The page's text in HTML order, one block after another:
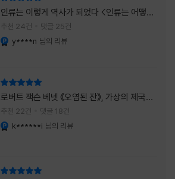
등껍질을 달고 살아간다. 몸의 일부이면서 한
사람을 표현하는 수단
인류는 이렇게 역사가 되었다 <인류는 어떻게
역사가 되었나>
추천 24건 댓글 25건
y****n 님의 리뷰
로버트 잭슨 베넷 《오염된 잔》, 가상의 제국이
주는 실감과 미스터리 사건의 치밀함이 이루어
내는 최상의 시너지...
추천 22건 댓글 18건
k******i 님의 리뷰